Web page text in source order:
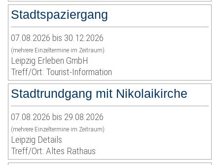
Stadtspaziergang
07.08.2026 bis 30.12.2026
(mehrere Einzeltermine im Zeitraum)
Leipzig Erleben GmbH
Treff/Ort: Tourist-Information
Stadtrundgang mit Nikolaikirche
07.08.2026 bis 29.08.2026
(mehrere Einzeltermine im Zeitraum)
Leipzig Details
Treff/Ort: Altes Rathaus